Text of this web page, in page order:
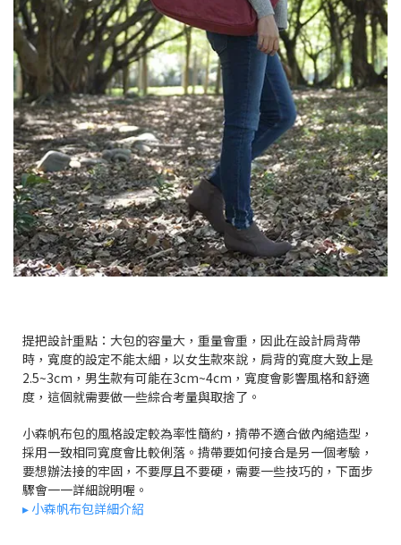
提把設計重點：大包的容量大，重量會重，因此在設計肩背帶
時，寬度的設定不能太細，以女生款來說，肩背的寬度大致上是
2.5~3cm，男生款有可能在3cm~4cm，寬度會影響風格和舒適
度，這個就需要做一些綜合考量與取捨了。
小森帆布包的風格設定較為率性簡約，揹帶不適合做內縮造型，
採用一致相同寬度會比較俐落。揹帶要如何接合是另一個考驗，
要想辦法接的牢固，不要厚且不要硬，需要一些技巧的，下面步
驟會一一詳細說明喔。
▸ 小森帆布包詳細介紹